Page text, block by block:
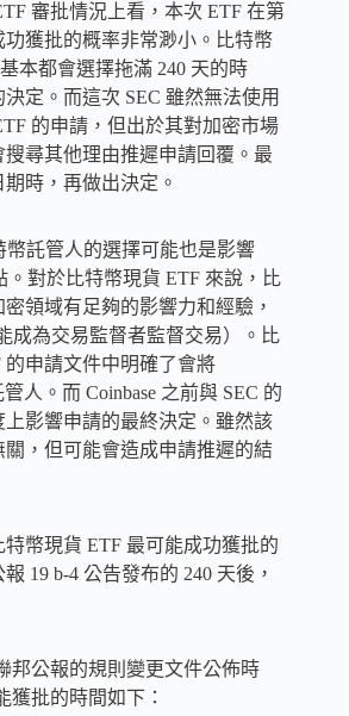
審批情況上看，本次 ETF 在第
獲批的概率非常渺小。比特幣
本都會選擇拖滿 240 天的時
定。而這次 SEC 雖然無法使用
的申請，但出於其對加密市場
尋其他理由推遲申請回覆。最
時，再做出決定。
幣託管人的選擇可能也是影響
。對於比特幣現貨 ETF 來說，比
領域有足夠的影響力和經驗，
成為交易監督者監督交易）。比
的申請文件中明確了會將
人。而 Coinbase 之前與 SEC 的
影響申請的最終決定。雖然該
，但可能會造成申請推遲的結
幣現貨 ETF 最可能成功獲批的
19 b-4 公告發布的 240 天後，
邦公報的規則變更文件公佈時
獲批的時間如下：